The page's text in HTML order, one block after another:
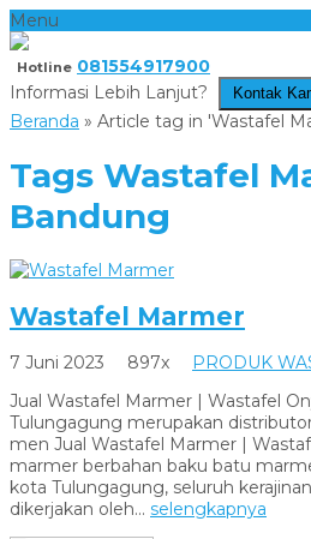
Menu
Hotline 081554917900
Informasi Lebih Lanjut?
Kontak
Beranda » Article tag in 'Wastafel
Tags Wastafel
Bandung
Wastafel Marmer
7 Juni 2023 897x
PRODUK
Jual Wastafel Marmer | Wastafel
Tulungagung merupakan
men Jual Wastafel Marmer |
marmer berbahan baku batu
kota Tulungagung, seluruh
dikerjakan oleh... selengkapnya